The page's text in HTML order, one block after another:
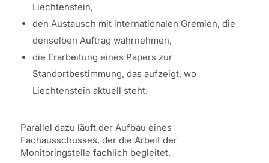
Liechtenstein,
den Austausch mit internationalen Gremien, die
denselben Auftrag wahrnehmen,
die Erarbeitung eines Papers zur
Standortbestimmung, das aufzeigt, wo
Liechtenstein aktuell steht.
Parallel dazu läuft der Aufbau eines
Fachausschusses, der die Arbeit der
Monitoringstelle fachlich begleitet.